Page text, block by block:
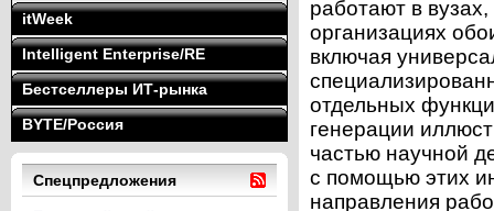
itWeek
Intelligent Enterprise/RE
Бестселлеры ИТ-рынка
BYTE/Россия
Спецпредложения
работают в
организациях
включая
отдельных
генерации
частью научной
с помощью этих
направления